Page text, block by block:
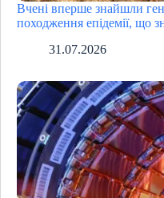
Вчені вперше знайшли
походження епідемії, що
31.07.2026